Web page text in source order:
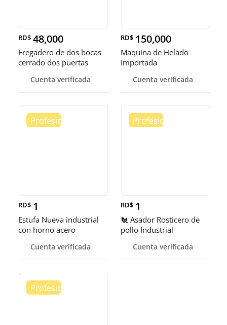
RD$ 48,000
Fregadero de dos bocas
cerrado dos puertas
Cuenta verificada
RD$ 150,000
Maquina de Helado
Importada
Cuenta verificada
RD$ 1
Estufa Nueva industrial
con horno acero
Cuenta verificada
RD$ 1
🐔 Asador Rosticero de
pollo Industrial
Cuenta verificada